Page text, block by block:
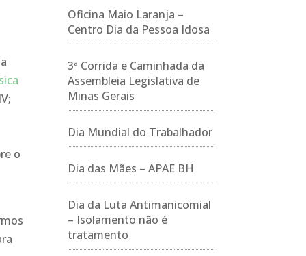
o
Oficina Maio Laranja –
Centro Dia da Pessoa Idosa
3ª Corrida e Caminhada da
Assembleia Legislativa de
Minas Gerais
Dia Mundial do Trabalhador
Dia das Mães – APAE BH
Dia da Luta Antimanicomial
– Isolamento não é
tratamento